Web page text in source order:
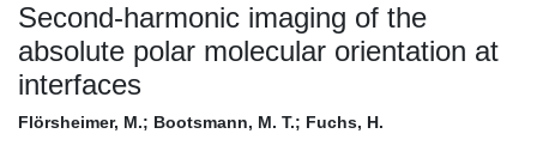
Second-harmonic imaging of the
absolute polar molecular orientation at
interfaces
Flörsheimer, M.; Bootsmann, M. T.; Fuchs, H.